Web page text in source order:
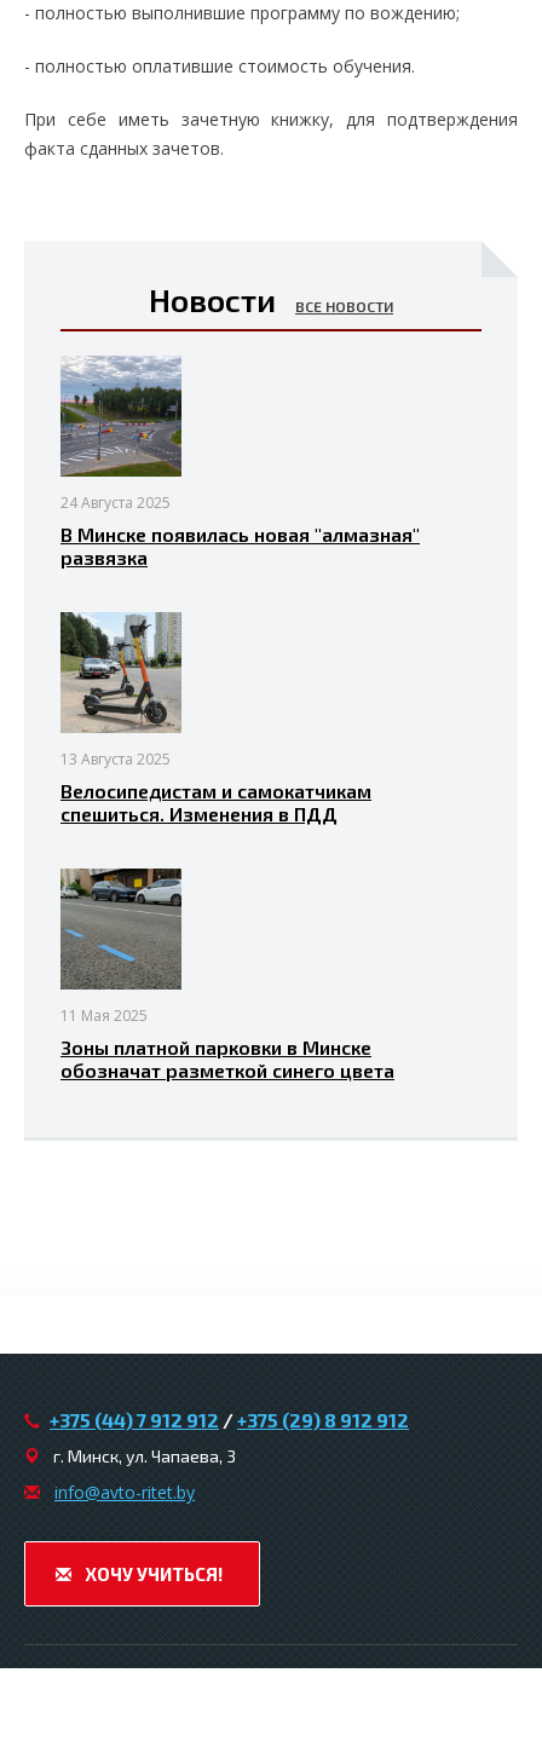
- полностью выполнившие программу по вождению;
- полностью оплатившие стоимость обучения.
При себе иметь зачетную книжку, для подтверждения
факта сданных зачетов.
Новости ВСЕ НОВОСТИ
24 Августа 2025
В Минске появилась новая "алмазная"
развязка
13 Августа 2025
Велосипедистам и самокатчикам
спешиться. Изменения в ПДД
11 Мая 2025
Зоны платной парковки в Минске
обозначат разметкой синего цвета
+375 (44) 7 912 912 /+375 (29) 8 912 912
г. Минск, ул. Чапаева, 3
infо@avtо-ritеt.by
ХОЧУ УЧИТЬСЯ!